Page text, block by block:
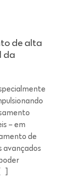
de alta
da
– em
de
avançados